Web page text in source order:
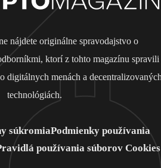
nájdete originálne spravodajstvo o
ktorí z tohto magazínu spravili
digitálnych menách a
technológiách.
súkromiaPodmienky používania
používania súborov Cookies